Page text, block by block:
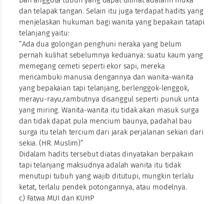
dan telapak tangan. Selain itu juga terdapat hadits yang
menjelaskan hukuman bagi wanita yang bepakain tatapi
telanjang yaitu:
”Ada dua golongan penghuni neraka yang belum
pernah kulihat sebelumnya keduanya: suatu kaum yang
memegang cemeti seperti ekor sapi, mereka
mencambuki manusia dengannya dan wanita-wanita
yang bepakaian tapi telanjang, berlenggok-lenggok,
merayu-rayu,rambutnya disanggul seperti punuk unta
yang miring. Wanita-wanita itu tidak akan masuk surga
dan tidak dapat pula mencium baunya, padahal bau
surga itu telah tercium dari jarak perjalanan sekian dari
sekia. (HR. Muslim)”
Didalam hadits tersebut diatas dinyatakan berpakain
tapi telanjang maksudnya adalah wanita itu tidak
menutupi tubuh yang wajib ditutupi, mungkin terlalu
ketat, terlalu pendek potongannya, atau modelnya.
c) Fatwa MUI dan KUHP